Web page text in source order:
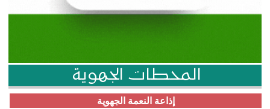
المحطات الجهوية
إذاعة النعمة الجهوية